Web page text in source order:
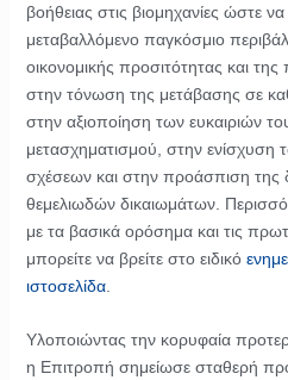
βοήθειας στις βιομηχανίες ώστε
μεταβαλλόμενο παγκόσμιο
οικονομικής προσιτότητας και
στην τόνωση της μετάβασης σε
στην αξιοποίηση των ευκαιριών
μετασχηματισμού, στην ενίσχυση
σχέσεων και στην προάσπιση της
θεμελιωδών δικαιωμάτων.
με τα βασικά ορόσημα και τις
μπορείτε να βρείτε στο ειδικό
ιστοσελίδα.
Υλοποιώντας την κορυφαία
η Επιτροπή σημείωσε σταθερή